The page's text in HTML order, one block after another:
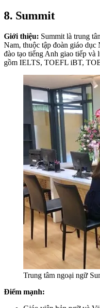
8. Summit
Giới thiệu: Summit là trung
Nam, thuộc tập đoàn giáo
đào tạo tiếng Anh giao tiếp và
gồm IELTS, TOEFL iBT,
Trung tâm ngoại ngữ
Điểm mạnh: